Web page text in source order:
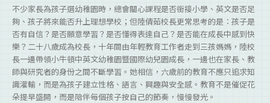
不少家長為孩子選幼稚園時，總會關心課程是否銜接小學、英文是否足
夠、孩子將來能否升上理想學校；但陸倩茹校長更常思考的是：孩子是
否有自信？是否願意學習？是否懂得表達自己？是否能在成長中感到快
樂？二十八歲成為校長，十年間由年輕教育工作者走到三孩媽媽，陸校
長一邊帶領小牛頓中英文幼稚園暨國際幼兒園成長，一邊也在家長、教
師與研究者的身份之間不斷學習。她相信，六歲前的教育不應只追求知
識灌輸，而是為孩子建立性格、語言、興趣與安全感。教育不是催促花
朵提早盛開，而是陪伴每個孩子按自己的節奏，慢慢發光。